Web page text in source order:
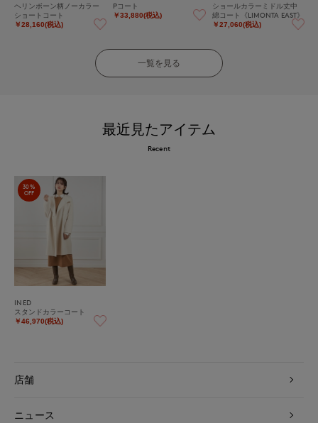
ヘリンボーン柄ノーカラー
ショートコート
￥28,160(税込)
Pコート
￥33,880(税込)
ショールカラーミドル丈中
綿コート《LIMONTA EAST》
￥27,060(税込)
一覧を見る
最近見たアイテム
Recent
30%
OFF
INED
スタンドカラーコート
￥46,970(税込)
店舗
ニュース